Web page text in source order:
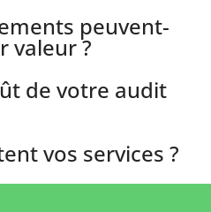
peuvent-
valeur ?
de votre audit
vos services ?